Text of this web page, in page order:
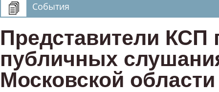
События
Представители КСП
публичных
Московской области